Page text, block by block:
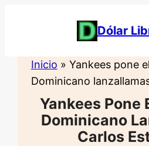
Dólar
Inicio » Yankees pone
Dominicano
Yankees Pone
Dominicano
Carlos